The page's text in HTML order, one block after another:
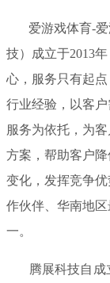
爱游戏体育-爱
技）成立于2013
心，服务只有起
行业经验，以客
服务为依托，为
方案，帮助客户
变化，发挥竞争
作伙伴、华南地
一。
腾展科技自成